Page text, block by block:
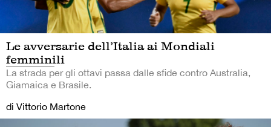
Le avversarie dell’Italia ai Mondiali
femminili
La strada per gli ottavi passa dalle sfide contro Australia,
Giamaica e Brasile.
di Vittorio Martone